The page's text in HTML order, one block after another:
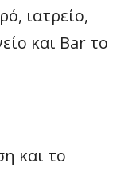
ιατρείο,
και Bar το
και το